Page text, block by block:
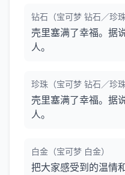
钻石（宝可梦 钻石／珍珠
壳里塞满了幸福。据
人。
珍珠（宝可梦 钻石／珍珠
壳里塞满了幸福。据
人。
白金（宝可梦 白金）
把大家感受到的温情